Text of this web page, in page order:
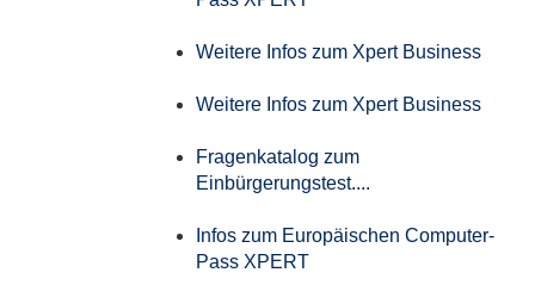
Weitere Infos zum Xpert Business
Weitere Infos zum Xpert Business
Fragenkatalog zum
Einbürgerungstest....
Infos zum Europäischen Computer-
Pass XPERT